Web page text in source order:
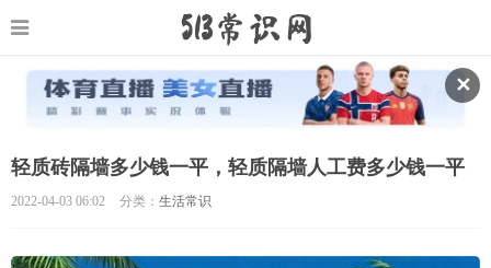
✕
轻质砖隔墙多少钱一平，轻质隔墙人工费多少钱一平
2022-04-03 06:02 分类： 生活常识